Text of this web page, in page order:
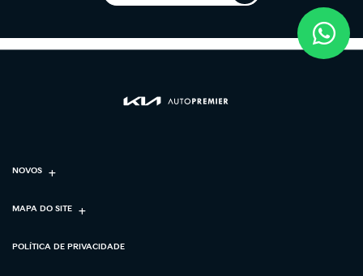
NOVOS
MAPA DO SITE
POLÍTICA DE PRIVACIDADE